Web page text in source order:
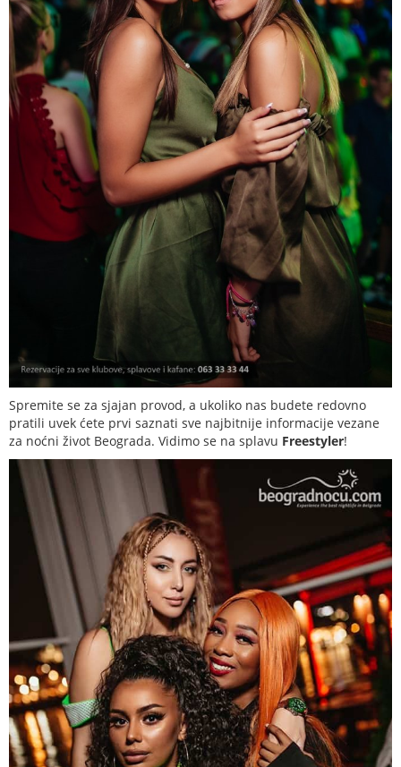
Spremite se za sjajan provod, a ukoliko nas budete redovno
pratili uvek ćete prvi saznati sve najbitnije informacije vezane
za noćni život Beograda. Vidimo se na splavu Freestyler!